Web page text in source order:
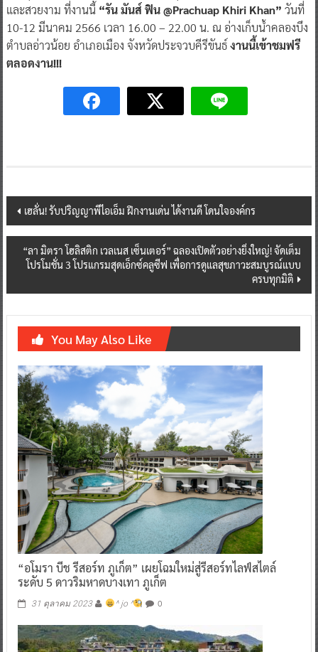
และสวยงาม ที่งานนี้“รัน มันส์ ฟิน @Prachuap Khiri Khan” วันที่
10-12 มีนาคม 2566 เวลา 16.00 – 22.00 น. ณ อ่างเก็บน้ำคลองบึง
ตำบลอ่าวน้อย อำเภอเมือง จังหวัดประจวบคีรีขันธ์งานนี้เข้าชมฟรี
ตลอดงาน!!!
Post
navigation
เฮลั่น! รับปริญญาพีไอเอ็ม ฝึกงานเด่น ได้งานดี โดนใจองค์กร
“ลา มิตรา โฮลิสติก เวลเนส เซ็นเตอร์” ฉลองเปิดตัวอย่างยิ่งใหญ่! จัดเต็ม
โปรโมชั่น 3 โปรแกรมสุดเอ็กซ์คลูซีฟ เพื่อการดูแลสุขภาวะสมบูรณ์แบบ
ครบทุกมิติ
You May Also Like
“อโมรา บีช รีสอร์ท ภูเก็ต” เผยโฉมใหม่สู่รีสอร์ทไลฟ์สไตล์
ระดับ 5 ดาวริมหาดบางเทา ภูเก็ต
31 ตุลาคม 2023 ^ jo ^ 0